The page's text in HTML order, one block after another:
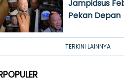
Jampidsus
Pekan Depan
TERKINI LAINNYA